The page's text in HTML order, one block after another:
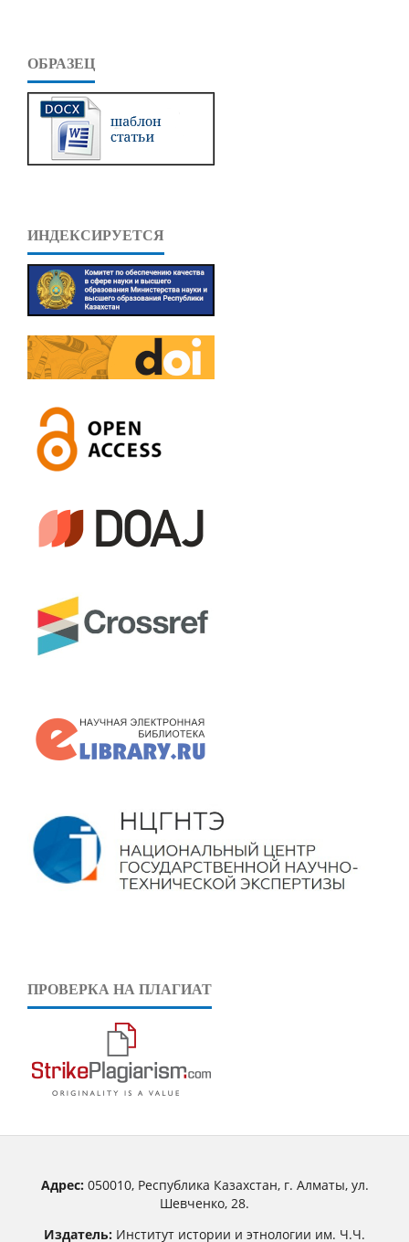
ОБРАЗЕЦ
ИНДЕКСИРУЕТСЯ
ПРОВЕРКА НА ПЛАГИАТ
Адрес:050010, Республика Казахстан, г. Алматы, ул.
Шевченко, 28.
Издатель: Институт истории и этнологии им. Ч.Ч.